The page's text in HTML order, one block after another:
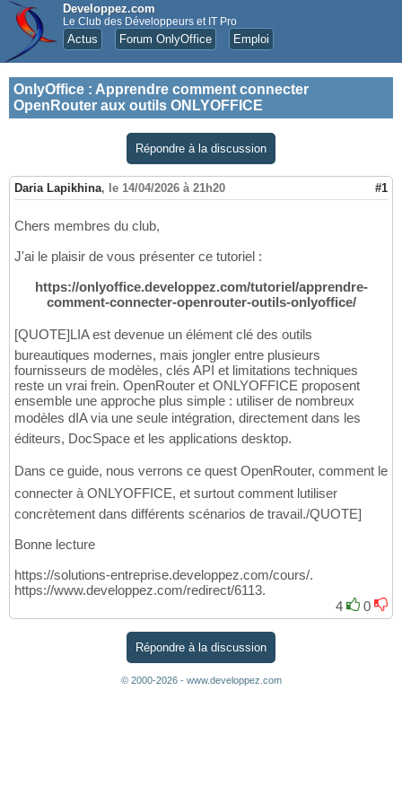
Developpez.com
Le Club des Développeurs et IT Pro
Actus Forum OnlyOffice Emploi
OnlyOffice : Apprendre comment connecter
OpenRouter aux outils ONLYOFFICE
Répondre à la discussion
Daria Lapikhina, le 14/04/2026 à 21h20 #1
Chers membres du club,
J'ai le plaisir de vous présenter ce tutoriel :
https://onlyoffice.developpez.com/tutoriel/apprendre-
comment-connecter-openrouter-outils-onlyoffice/
[QUOTE]LIA est devenue un élément clé des outils
bureautiques modernes, mais jongler entre plusieurs
fournisseurs de modèles, clés API et limitations techniques
reste un vrai frein. OpenRouter et ONLYOFFICE proposent
ensemble une approche plus simple : utiliser de nombreux
modèles dIA via une seule intégration, directement dans les
éditeurs, DocSpace et les applications desktop.
Dans ce guide, nous verrons ce quest OpenRouter, comment le
connecter à ONLYOFFICE, et surtout comment lutiliser
concrètement dans différents scénarios de travail./QUOTE]
Bonne lecture
https://solutions-entreprise.developpez.com/cours/.
https://www.developpez.com/redirect/6113.
4
0
Répondre à la discussion
© 2000-2026 - www.developpez.com